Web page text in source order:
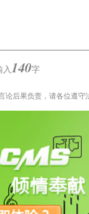
入 140字
论后果负责，请各位遵守